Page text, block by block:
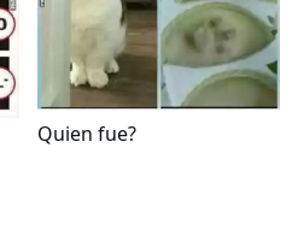
Quien fue?